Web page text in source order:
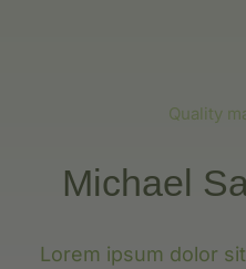
Quality
Michael
Lorem ipsum dolor